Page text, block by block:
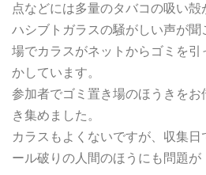
点などには多量のタバコの吸い殻
ハシブトガラスの騒がしい声が
場でカラスがネットからゴミを
かしています。
参加者でゴミ置き場のほうきを
き集めました。
カラスもよくないですが、収集
ール破りの人間のほうにも問題が